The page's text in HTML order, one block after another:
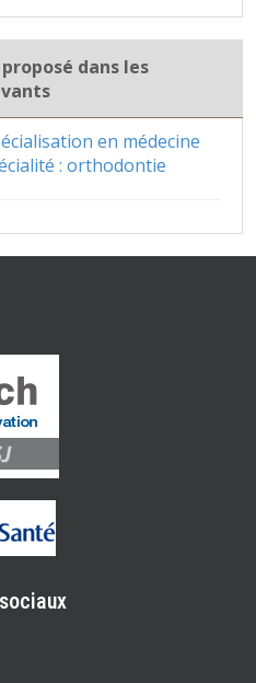
dans les
en médecine
: orthodontie